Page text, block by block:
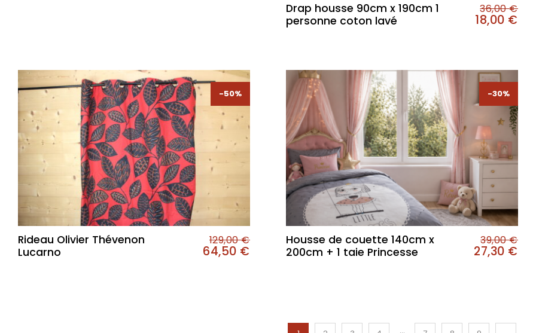
Drap housse 90cm x 190cm 1
personne coton lavé
36,00€
18,00 €
-50%
-50%
Rideau Olivier Thévenon
Lucarno
129,00€
64,50 €
-30%
-30%
Housse de couette 140cm x
200cm + 1 taie Princesse
39,00€
27,30 €
…